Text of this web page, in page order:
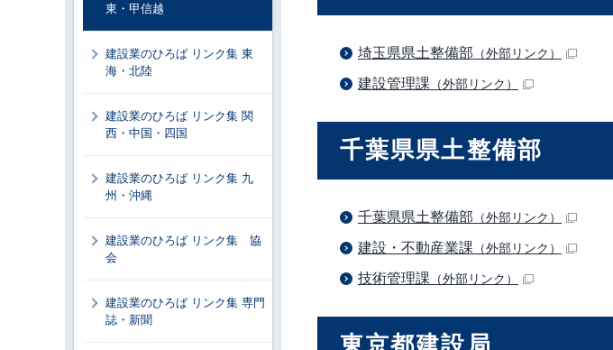
埼玉県県土整備部 （外部リンク）
建設管理課 （外部リンク）
千葉県県土整備部
千葉県県土整備部 （外部リンク）
建設・不動産業課 （外部リンク）
技術管理課 （外部リンク）
東京都建設局
東・甲信越
建設業のひろば リンク集 東
海・北陸
建設業のひろば リンク集 関
西・中国・四国
建設業のひろば リンク集 九
州・沖縄
建設業のひろば リンク集 協
会
建設業のひろば リンク集 専門
誌・新聞